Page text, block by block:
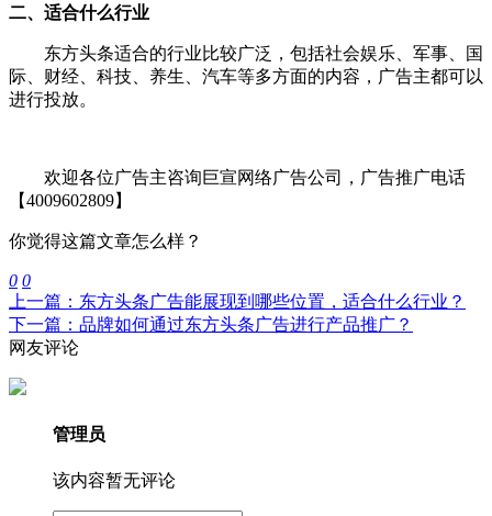
二、适合什么行业
东方头条适合的行业比较广泛，包括社会娱乐、军事、国
际、财经、科技、养生、汽车等多方面的内容，广告主都可以
进行投放。
欢迎各位广告主咨询巨宣网络广告公司，广告推广电话
【4009602809】
你觉得这篇文章怎么样？
0 0
上一篇：东方头条广告能展现到哪些位置，适合什么行业？
下一篇：品牌如何通过东方头条广告进行产品推广？
网友评论
管理员
该内容暂无评论